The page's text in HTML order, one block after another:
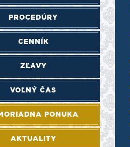
PROCEDÚRY
CENNÍK
ZĽAVY
VOĽNÝ ČAS
PONUKA
AKTUALITY